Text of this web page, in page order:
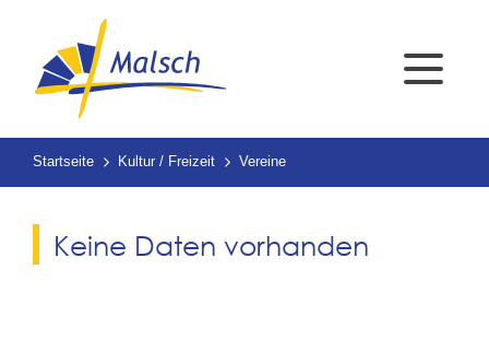
Startseite Kultur / Freizeit Vereine
Keine Daten vorhanden